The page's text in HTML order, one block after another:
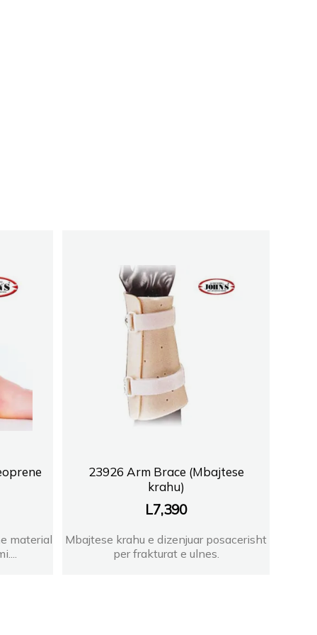
material
23926 Arm Brace (Mbajtese
krahu)
L7,390
Mbajtese krahu e dizenjuar posacerisht
per frakturat e ulnes.